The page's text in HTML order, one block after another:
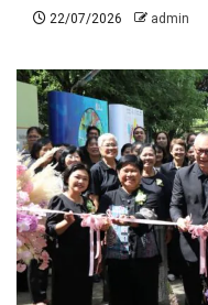
22/07/2026 admin